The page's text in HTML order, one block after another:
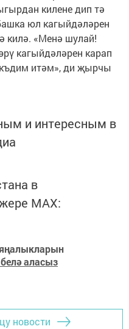
килене дип тә
юл кагыйдәләрен
килә. «Менә шулай!
кагыйдәләрен карап
итәм», ди җырчы
и интересным в
в
MАХ:
аласыз
новости